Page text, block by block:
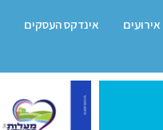
אירועים אינדקס העסקים